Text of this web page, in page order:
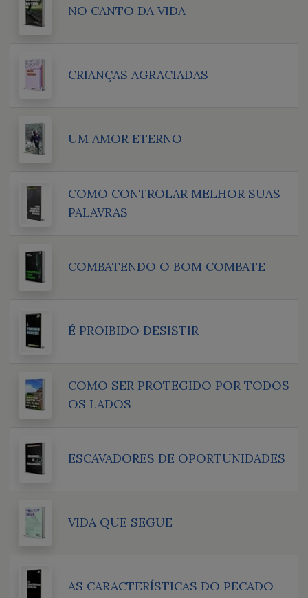
NO CANTO DA VIDA
CRIANÇAS AGRACIADAS
UM AMOR ETERNO
COMO CONTROLAR MELHOR SUAS
PALAVRAS
COMBATENDO O BOM COMBATE
É PROIBIDO DESISTIR
COMO SER PROTEGIDO POR TODOS
OS LADOS
ESCAVADORES DE OPORTUNIDADES
VIDA QUE SEGUE
AS CARACTERÍSTICAS DO PECADO